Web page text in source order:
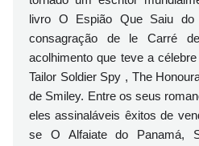
livro O Espião Que Saiu
consagração de le Carré
acolhimento que teve a
Tailor Soldier Spy , The
de Smiley. Entre os seus
eles assinaláveis êxitos de
se O Alfaiate do Panamá,